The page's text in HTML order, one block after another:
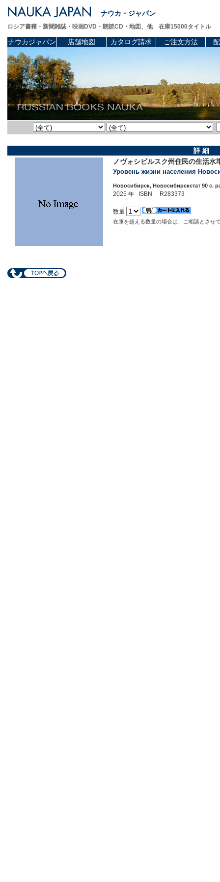
ナウカ・ジャパン
ロシア書籍・新聞雑誌・映画DVD・朗読CD・地図、他 在庫15000タイトル
ナウカジャパン 店舗地図 カタログ請求 ご注文方法
詳 細
ノヴォシビルスク州住民の生
Уровень жизни населения
Новосибирск, Новосибирскстат 90 c.
2025 年 ISBN R283373
数量
在庫を超える数量の場合は、ご相談とさせ